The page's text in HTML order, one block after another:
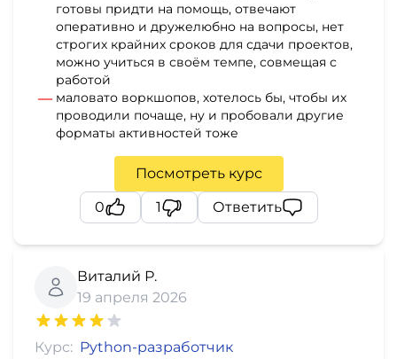
готовы придти на помощь, отвечают
оперативно и дружелюбно на вопросы, нет
строгих крайних сроков для сдачи проектов,
можно учиться в своём темпе, совмещая с
работой
маловато воркшопов, хотелось бы, чтобы их
проводили почаще, ну и пробовали другие
форматы активностей тоже
Посмотреть курс
0
1 Ответить
Виталий Р.
19 апреля 2026
Курс: Python-разработчик